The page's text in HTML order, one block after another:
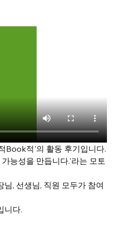
능성을 만듭니다.'라는 모토
, 선생님, 직원 모두가 참여
니다.